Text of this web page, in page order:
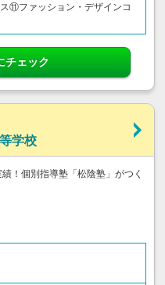
⑪ファッション・デザインコ
チェック
学校
！個別指導塾「松陰塾」がつく